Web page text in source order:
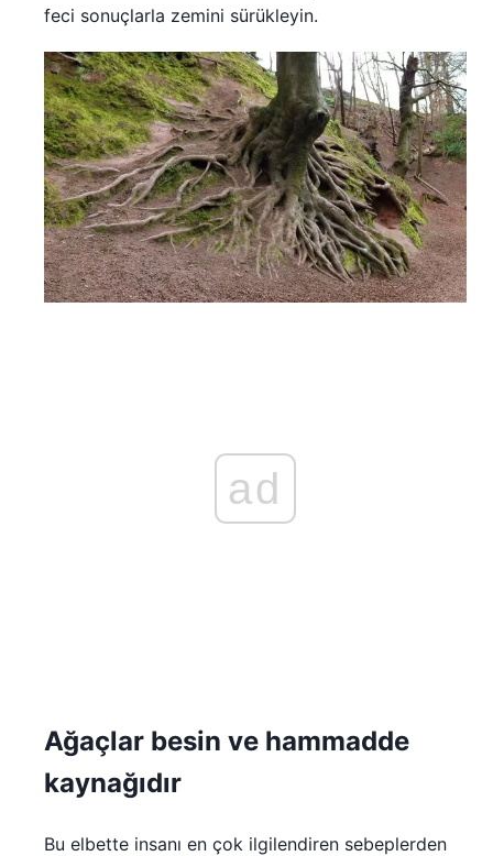
feci sonuçlarla zemini sürükleyin.
ad
Ağaçlar besin ve hammadde
kaynağıdır
Bu elbette insanı en çok ilgilendiren sebeplerden